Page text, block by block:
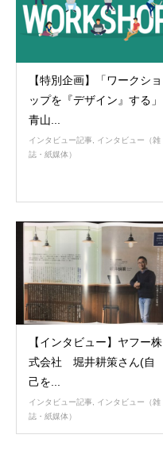
【特別企画】「ワークショ
ップを『デザイン』する」
青山...
インタビュー記事
インタビュー（雑
誌・紙媒体）
【インタビュー】ヤフー株
式会社 堀井耕策さん(自
己を...
インタビュー記事
インタビュー（雑
誌・紙媒体）